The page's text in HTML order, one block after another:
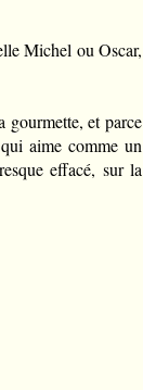
Michel ou Oscar,
gourmette, etparce
aime comme un
effacé, sur la